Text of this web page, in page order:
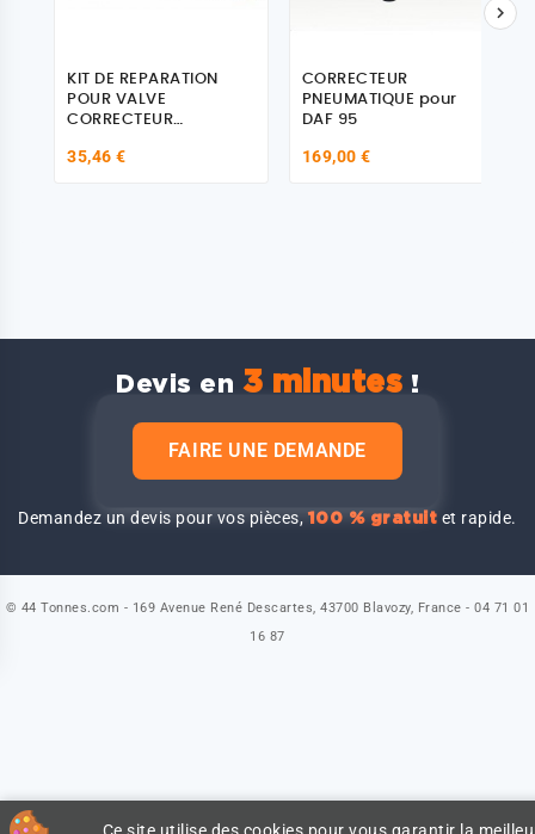
KIT DE REPARATION
POUR VALVE
CORRECTEUR
DAF 95
35,46 €
CORRECTEUR
PNEUMATIQUE pour
DAF 95
169,00 €

Devis en 3 minutes !
FAIRE UNE DEMANDE
Demandez un devis pour vos pièces,100 % gratuit et rapide.
© 44 Tonnes.com - 169 Avenue René Descartes, 43700 Blavozy, France - 04 71 01
16 87